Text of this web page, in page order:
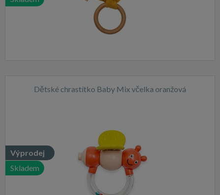
Dětské chrastítko Baby Mix včelka oranžová
Výprodej
Skladem